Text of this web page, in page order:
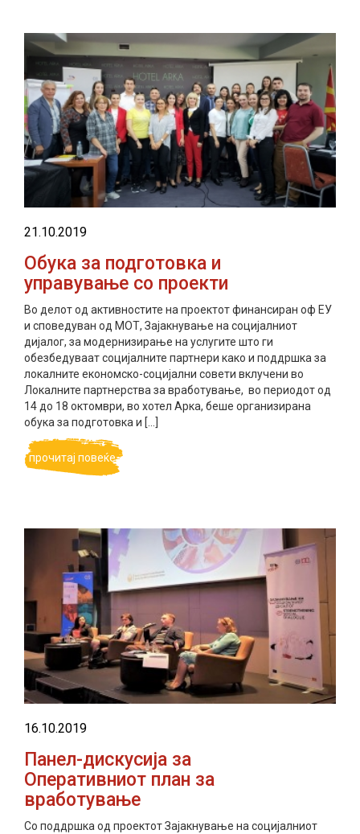
21.10.2019
Oбука за подготовка и
управување со проекти
Во делот од активностите на проектот финансиран оф ЕУ
и споведуван од МОТ, Зајакнување на социјалниот
дијалог, за модернизирање на услугите што ги
обезбедуваат социјалните партнери како и поддршка за
локалните економско-социјални совети вклучени во
Локалните партнерства за вработување, во периодот од
14 до 18 октомври, во хотел Арка, беше организирана
обука за подготовка и […]
прочитај повеќе
16.10.2019
Панел-дискусија за
Оперативниот план за
вработување
Со поддршка од проектот Зајакнување на социјалниот